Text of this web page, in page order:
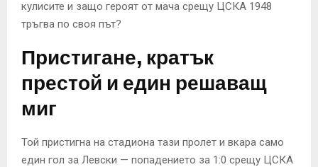
кулисите и защо героят от мача срещу ЦСКА 1948
тръгва по своя път?
Пристигане, кратък
престой и един решаващ
миг
Той пристигна на стадиона тази пролет и вкара само
един гол за Левски — попадението за 1:0 срещу ЦСКА